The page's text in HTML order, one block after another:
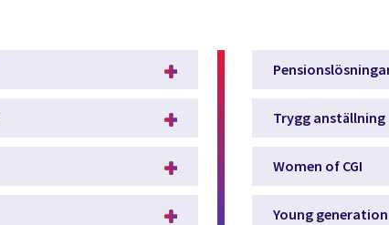
Trygg anställning
Women of CGI
Young generation